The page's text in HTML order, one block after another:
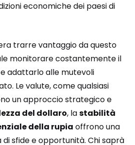
economiche dei paesi di
trarre vantaggio da questo
monitorare costantemente il
adattarlo alle mutevoli
Le valute, come qualsiasi
un approccio strategico e
del dollaro, lastabilità
della rupia offrono una
sfide e opportunità. Chi saprà